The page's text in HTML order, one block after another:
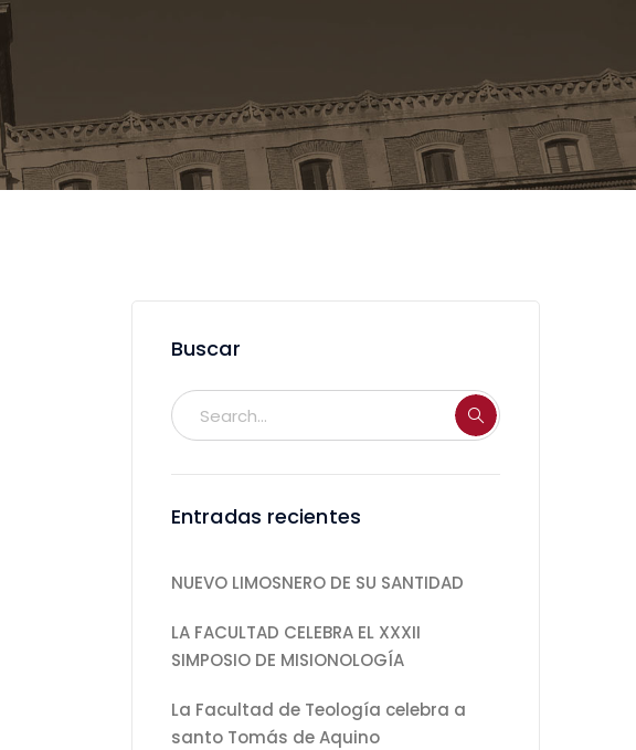
Buscar
Entradas recientes
NUEVO LIMOSNERO DE SU SANTIDAD
LA FACULTAD CELEBRA EL XXXII
SIMPOSIO DE MISIONOLOGÍA
La Facultad de Teología celebra a
santo Tomás de Aquino